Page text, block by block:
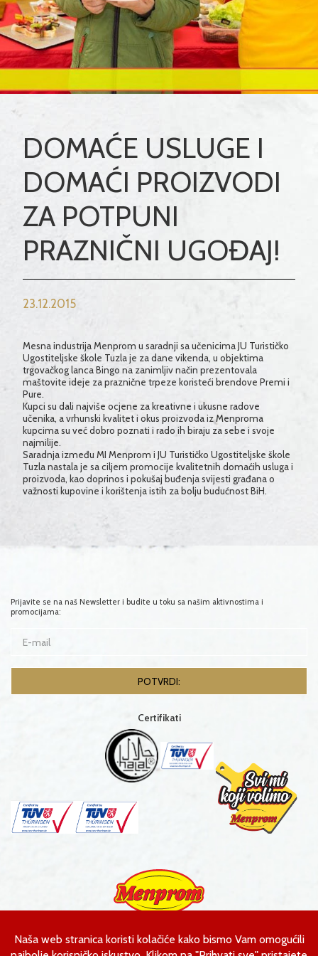
DOMAĆE USLUGE I
DOMAĆI PROIZVODI
ZA POTPUNI
PRAZNIČNI UGOĐAJ!
23.12.2015
Mesna industrija Menprom u saradnji sa učenicima JU Turističko
Ugostiteljske škole Tuzla je za dane vikenda, u objektima
trgovačkog lanca Bingo na zanimljiv način prezentovala
maštovite ideje za praznične trpeze koristeći brendove Premi i
Pure.
Kupci su dali najviše ocjene za kreativne i ukusne radove
učenika, a vrhunski kvalitet i okus proizvoda iz Menproma
kupcima su već dobro poznati i rado ih biraju za sebe i svoje
najmilije.
Saradnja između MI Menprom i JU Turističko Ugostiteljske škole
Tuzla nastala je sa ciljem promocije kvalitetnih domaćih usluga i
proizvoda, kao doprinos i pokušaj buđenja svijesti građana o
važnosti kupovine i korištenja istih za bolju budućnost BiH.
Prijavite se na naš Newsletter i budite u toku sa našim aktivnostima i
promocijama:
Certifikati
Ahmeta Kobića bb